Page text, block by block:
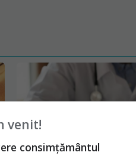
venit!
consimțământul